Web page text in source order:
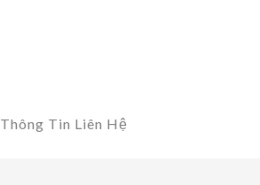
Thông Tin Liên Hệ